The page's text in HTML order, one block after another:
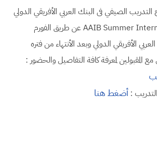
التدريب الصيفي فى البنك العربي الأفريقي الدولي
لعام 2025 - AAIB Summer Internship عن طريق الفورم
الأفريقي الدولي وبعد الأنتهاء من فتره
المقبولين لمعرفة كافة التفاصيل والحضور :
: أضغط هنا